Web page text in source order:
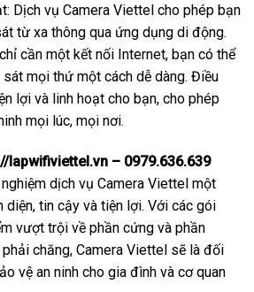
Dịch vụ Camera Viettel cho phép bạn
từ xa thông qua ứng dụng di động.
cần một kết nối Internet, bạn có thể
mọi thứ một cách dễ dàng. Điều
lợi và linh hoạt cho bạn, cho phép
mọi lúc, mọi nơi.
lapwifiviettel.vn – 0979.636.639
dịch vụ Camera Viettel một
diện, tin cậy và tiện lợi. Với các gói
vượt trội về phần cứng và phần
chăng, Camera Viettel sẽ là đối
vệ an ninh cho gia đình và cơ quan